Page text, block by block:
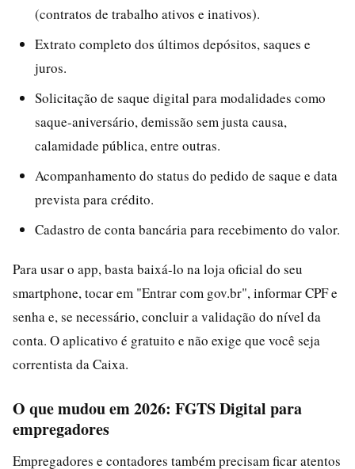
(contratos de trabalho ativos e inativos).
Extrato completo dos últimos depósitos, saques e
juros.
Solicitação de saque digital para modalidades como
saque-aniversário, demissão sem justa causa,
calamidade pública, entre outras.
Acompanhamento do status do pedido de saque e data
prevista para crédito.
Cadastro de conta bancária para recebimento do valor.
Para usar o app, basta baixá-lo na loja oficial do seu
smartphone, tocar em "Entrar com gov.br", informar CPF e
senha e, se necessário, concluir a validação do nível da
conta. O aplicativo é gratuito e não exige que você seja
correntista da Caixa.
O que mudou em 2026: FGTS Digital para
empregadores
Empregadores e contadores também precisam ficar atentos